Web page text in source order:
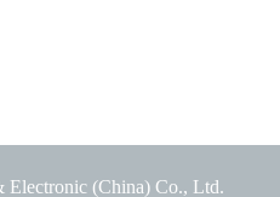
(China) Co., Ltd.